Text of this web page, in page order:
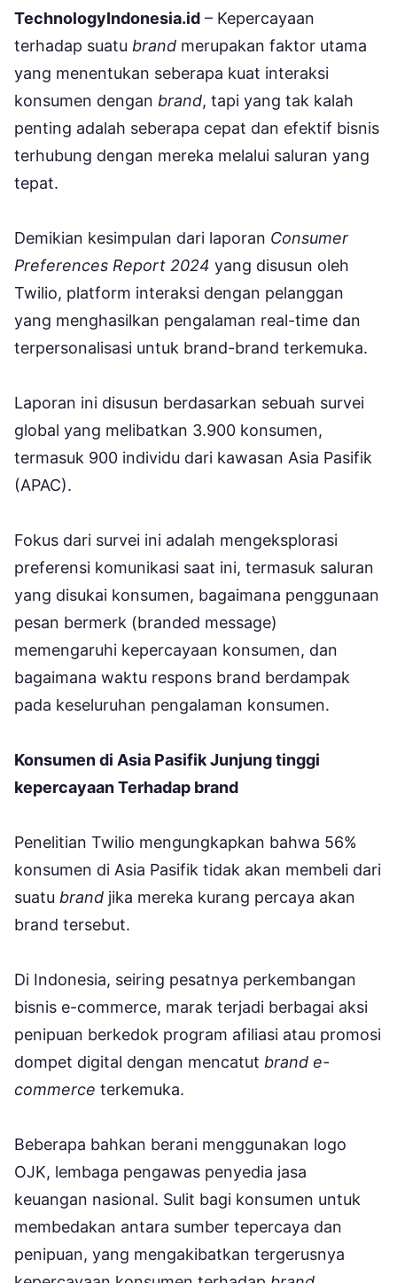
TechnologyIndonesia.id – Kepercayaan
terhadap suatu brand merupakan faktor utama
yang menentukan seberapa kuat interaksi
konsumen dengan brand, tapi yang tak kalah
penting adalah seberapa cepat dan efektif bisnis
terhubung dengan mereka melalui saluran yang
tepat.
Demikian kesimpulan dari laporan Consumer
Preferences Report 2024 yang disusun oleh
Twilio, platform interaksi dengan pelanggan
yang menghasilkan pengalaman real-time dan
terpersonalisasi untuk brand-brand terkemuka.
Laporan ini disusun berdasarkan sebuah survei
global yang melibatkan 3.900 konsumen,
termasuk 900 individu dari kawasan Asia Pasifik
(APAC).
Fokus dari survei ini adalah mengeksplorasi
preferensi komunikasi saat ini, termasuk saluran
yang disukai konsumen, bagaimana penggunaan
pesan bermerk (branded message)
memengaruhi kepercayaan konsumen, dan
bagaimana waktu respons brand berdampak
pada keseluruhan pengalaman konsumen.
Konsumen di Asia Pasifik Junjung tinggi
kepercayaan Terhadap brand
Penelitian Twilio mengungkapkan bahwa 56%
konsumen di Asia Pasifik tidak akan membeli dari
suatu brand jika mereka kurang percaya akan
brand tersebut.
Di Indonesia, seiring pesatnya perkembangan
bisnis e-commerce, marak terjadi berbagai aksi
penipuan berkedok program afiliasi atau promosi
dompet digital dengan mencatut brand e-
commerce terkemuka.
Beberapa bahkan berani menggunakan logo
OJK, lembaga pengawas penyedia jasa
keuangan nasional. Sulit bagi konsumen untuk
membedakan antara sumber tepercaya dan
penipuan, yang mengakibatkan tergerusnya